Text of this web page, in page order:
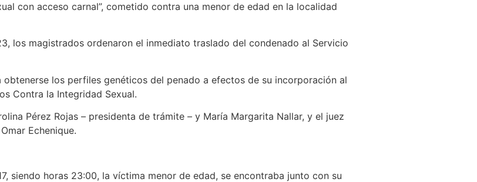
con acceso carnal”, cometido contra una menor de edad en la localidad
los magistrados ordenaron el inmediato traslado del condenado al Servicio
los perfiles genéticos del penado a efectos de su incorporación al
a Delitos Contra la Integridad Sexual.
Pérez Rojas – presidenta de trámite – y María Margarita Nallar, y el juez
del Lic. Nelson Omar Echenique.
siendo horas 23:00, la víctima menor de edad, se encontraba junto con su